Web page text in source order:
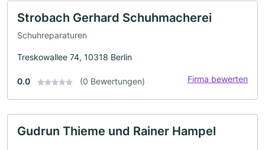
Strobach Gerhard Schuhmacherei
Schuhreparaturen
Treskowallee 74, 10318 Berlin
0.0 (0 Bewertungen) Firma bewerten
Gudrun Thieme und Rainer Hampel